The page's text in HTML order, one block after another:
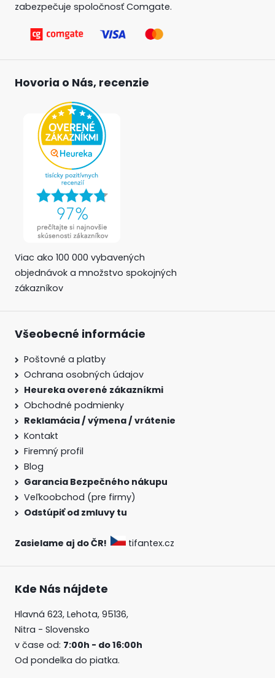
zabezpečuje spoločnosť Comgate.
Hovoria o Nás, recenzie
Viac ako 100 000 vybavených
objednávok a množstvo spokojných
zákazníkov
Všeobecné informácie
Poštovné a platby
Ochrana osobných údajov
Heureka overené zákazníkmi
Obchodné podmienky
Reklamácia / výmena / vrátenie
Kontakt
Firemný profil
Blog
Garancia Bezpečného nákupu
Veľkoobchod (pre firmy)
Odstúpiť od zmluvy tu
Zasielame aj do ČR! tifantex.cz
Kde Nás nájdete
Hlavná 623, Lehota, 95136,
Nitra - Slovensko
v čase od: 7:00h - do 16:00h
Od pondelka do piatka.